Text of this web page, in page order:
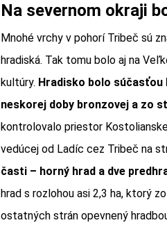
Na severnom okraji
Mnohé vrchy v pohorí Tribeč sú
hradiská. Tak tomu bolo aj na
kultúry. Hradisko bolo
neskorej doby bronzovej a zo
kontrolovalo priestor
vedúcej od Ladíc cez Tribeč na
časti – horný hrad a dve
hrad s rozlohou asi 2,3 ha, ktorý
ostatných strán opevnený